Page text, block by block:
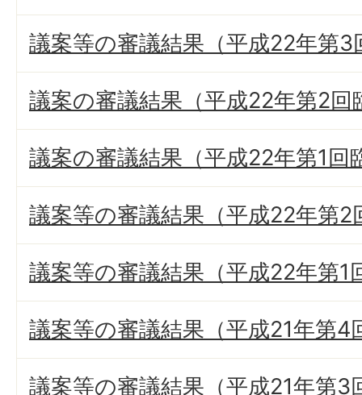
議案等の審議結果（平成22年第3
議案の審議結果（平成22年第2回
議案の審議結果（平成22年第1回
議案等の審議結果（平成22年第2
議案等の審議結果（平成22年第1
議案等の審議結果（平成21年第4
議案等の審議結果（平成21年第3